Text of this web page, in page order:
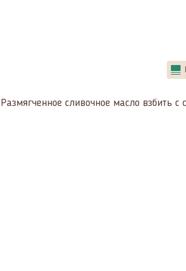
Размягченное сливочное масло взбить с